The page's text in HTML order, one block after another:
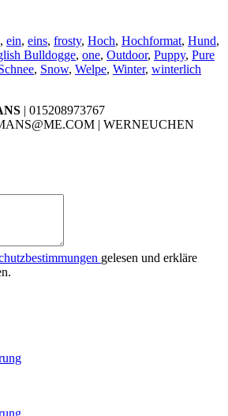
, ein, eins, frosty, Hoch, Hochformat, Hund,
Bulldogge, one, Outdoor, Puppy, Pure
, Snow, Welpe, Winter, winterlich
| 015208973767
| WERNEUCHEN
gelesen und erkläre